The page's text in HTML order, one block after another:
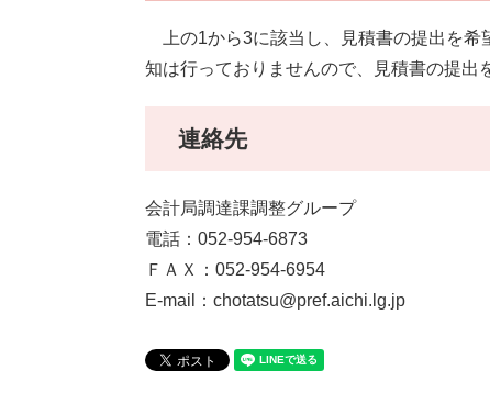
上の1から3に該当し、見積書の提出を希
知は行っておりませんので、見積書の提出
連絡先
会計局調達課調整グループ
電話：052-954-6873
ＦＡＸ：052-954-6954
E-mail：chotatsu@pref.aichi.lg.jp